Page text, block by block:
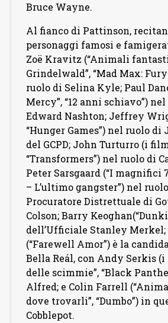
Bruce Wayne.
Al fianco di Pattinson,
personaggi famosi e
Zoë Kravitz (“Animali
Grindelwald”, “Mad Max: Fury
ruolo di Selina Kyle; Paul
Mercy”, “12 anni schiavo”)
Edward Nashton; Jeffrey
“Hunger Games”) nel ruolo di
del GCPD; John Turturro (i
“Transformers”) nel ruolo di
Peter Sarsgaard (“I magnifici
– L’ultimo gangster”) nel
Procuratore Distrettuale di
Colson; Barry
dell’Ufficiale Stanley
(“Farewell Amor”) è la
Bella Reál, con Andy Serkis
delle scimmie”, “Black
Alfred; e Colin Farrell
dove trovarli”, “Dumbo”) in
Cobblepot.